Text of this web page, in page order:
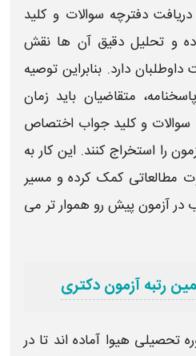
دریافت دفترچه سوالات و کلید
و تحلیل دقیق آن‌ ها نقش
دارد. بنابراین توصیه
، متقاضیان باید زمان
سوالات و کلید جواب اختصاص
را استخراج کنند. این کار به
مطالعاتی کمک کرده و مسیر
درآزمونپیش رو هموار تر می‌
رتبه آزمون دکتری
تحصیلی هیوا آماده اند تا در